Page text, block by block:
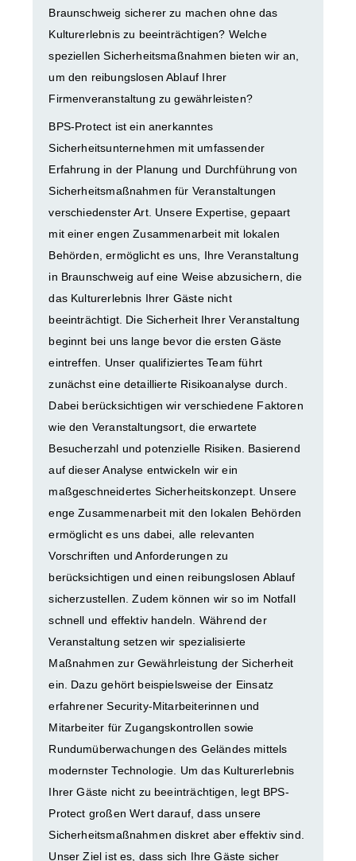
Braunschweig sicherer zu machen ohne das
Kulturerlebnis zu beeinträchtigen? Welche
speziellen Sicherheitsmaßnahmen bieten wir an,
um den reibungslosen Ablauf Ihrer
Firmenveranstaltung zu gewährleisten?
BPS-Protect ist ein anerkanntes
Sicherheitsunternehmen mit umfassender
Erfahrung in der Planung und Durchführung von
Sicherheitsmaßnahmen für Veranstaltungen
verschiedenster Art. Unsere Expertise, gepaart
mit einer engen Zusammenarbeit mit lokalen
Behörden, ermöglicht es uns, Ihre Veranstaltung
in Braunschweig auf eine Weise abzusichern, die
das Kulturerlebnis Ihrer Gäste nicht
beeinträchtigt. Die Sicherheit Ihrer Veranstaltung
beginnt bei uns lange bevor die ersten Gäste
eintreffen. Unser qualifiziertes Team führt
zunächst eine detaillierte Risikoanalyse durch.
Dabei berücksichtigen wir verschiedene Faktoren
wie den Veranstaltungsort, die erwartete
Besucherzahl und potenzielle Risiken. Basierend
auf dieser Analyse entwickeln wir ein
maßgeschneidertes Sicherheitskonzept. Unsere
enge Zusammenarbeit mit den lokalen Behörden
ermöglicht es uns dabei, alle relevanten
Vorschriften und Anforderungen zu
berücksichtigen und einen reibungslosen Ablauf
sicherzustellen. Zudem können wir so im Notfall
schnell und effektiv handeln. Während der
Veranstaltung setzen wir spezialisierte
Maßnahmen zur Gewährleistung der Sicherheit
ein. Dazu gehört beispielsweise der Einsatz
erfahrener Security-Mitarbeiterinnen und
Mitarbeiter für Zugangskontrollen sowie
Rundumüberwachungen des Geländes mittels
modernster Technologie. Um das Kulturerlebnis
Ihrer Gäste nicht zu beeinträchtigen, legt BPS-
Protect großen Wert darauf, dass unsere
Sicherheitsmaßnahmen diskret aber effektiv sind.
Unser Ziel ist es, dass sich Ihre Gäste sicher